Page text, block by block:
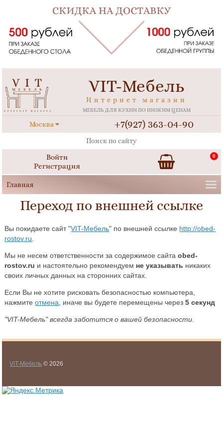
VIT-Мебель
Интернет магазин
МЕБЕЛЬ ДЛЯ КУХНИ ПО НИЗКИМ ЦЕНАМ
Москва +7(927) 363-04-90
Войти
Регистрация
0
Переход по внешней ссылке
Вы покидаете сайт "VIT-Мебель" по внешней ссылке http://obed-
rostov.ru
Мы не несем ответственности за содержимое сайтаobed-
rostov.ru и настоятельно рекомендуем не указывать никаких
своих личных данных на сторонних сайтах.
Если Вы не хотите рисковать безопасностью компьютера,
нажмитеотмена , иначе вы будете перемещены через5 секунд
"VIT-Мебель" всегда заботится о вашей безопасности.
VIT-Мебель © 2026